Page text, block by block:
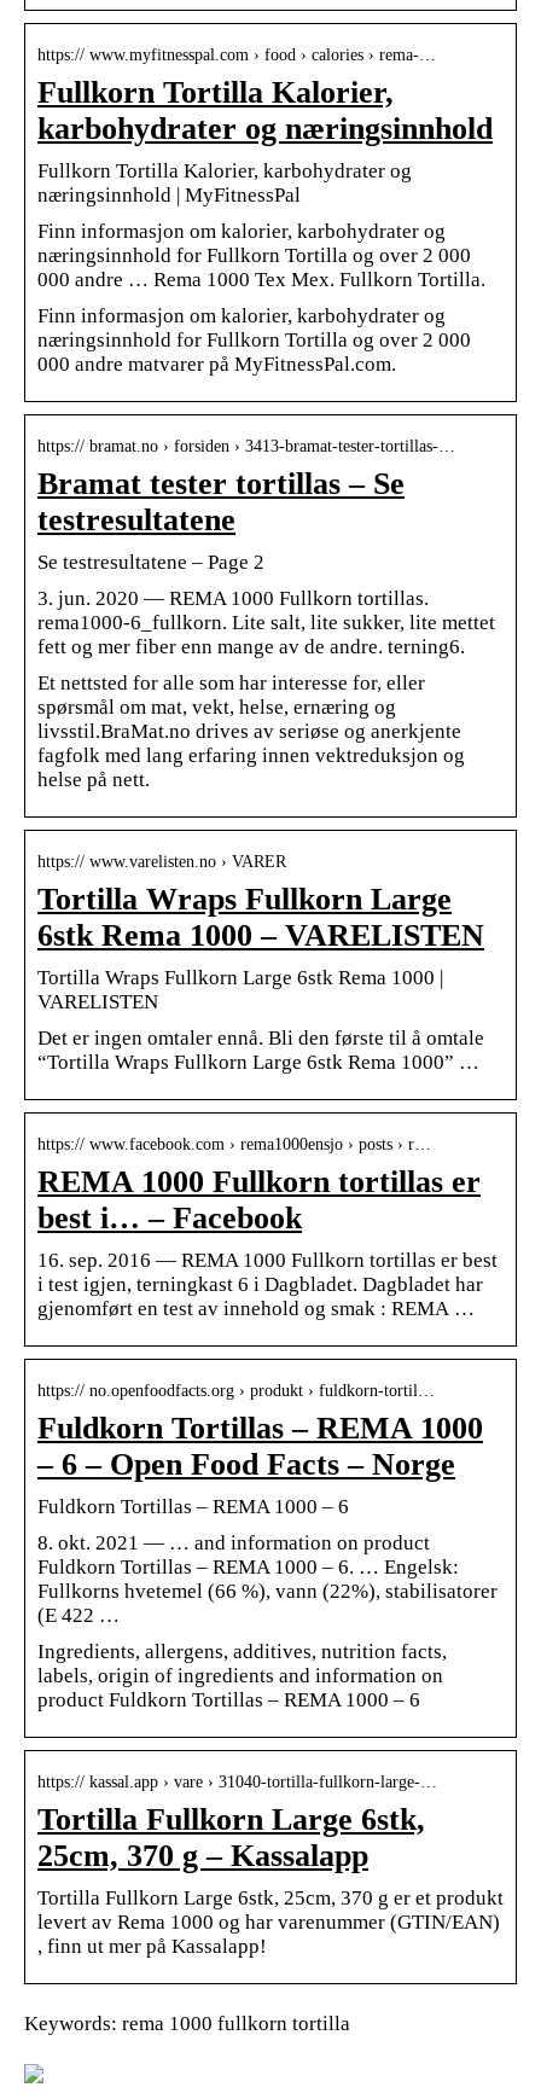
https:// www.myfitnesspal.com › food › calories › rema-…
Fullkorn Tortilla Kalorier,
karbohydrater og næringsinnhold
Fullkorn Tortilla Kalorier, karbohydrater og
næringsinnhold | MyFitnessPal
Finn informasjon om kalorier, karbohydrater og
næringsinnhold for Fullkorn Tortilla og over 2 000
000 andre … Rema 1000 Tex Mex. Fullkorn Tortilla.
Finn informasjon om kalorier, karbohydrater og
næringsinnhold for Fullkorn Tortilla og over 2 000
000 andre matvarer på MyFitnessPal.com.
https:// bramat.no › forsiden › 3413-bramat-tester-tortillas-…
Bramat tester tortillas – Se
testresultatene
Se testresultatene – Page 2
3. jun. 2020 — REMA 1000 Fullkorn tortillas.
rema1000-6_fullkorn. Lite salt, lite sukker, lite mettet
fett og mer fiber enn mange av de andre. terning6.
Et nettsted for alle som har interesse for, eller
spørsmål om mat, vekt, helse, ernæring og
livsstil.BraMat.no drives av seriøse og anerkjente
fagfolk med lang erfaring innen vektreduksjon og
helse på nett.
https:// www.varelisten.no › VARER
Tortilla Wraps Fullkorn Large
6stk Rema 1000 – VARELISTEN
Tortilla Wraps Fullkorn Large 6stk Rema 1000 |
VARELISTEN
Det er ingen omtaler ennå. Bli den første til å omtale
“Tortilla Wraps Fullkorn Large 6stk Rema 1000” …
https:// www.facebook.com › rema1000ensjo › posts › r…
REMA 1000 Fullkorn tortillas er
best i… – Facebook
16. sep. 2016 — REMA 1000 Fullkorn tortillas er best
i test igjen, terningkast 6 i Dagbladet. Dagbladet har
gjenomført en test av innehold og smak : REMA …
https:// no.openfoodfacts.org › produkt › fuldkorn-tortil…
Fuldkorn Tortillas – REMA 1000
– 6 – Open Food Facts – Norge
Fuldkorn Tortillas – REMA 1000 – 6
8. okt. 2021 — … and information on product
Fuldkorn Tortillas – REMA 1000 – 6. … Engelsk:
Fullkorns hvetemel (66 %), vann (22%), stabilisatorer
(E 422 …
Ingredients, allergens, additives, nutrition facts,
labels, origin of ingredients and information on
product Fuldkorn Tortillas – REMA 1000 – 6
https:// kassal.app › vare › 31040-tortilla-fullkorn-large-…
Tortilla Fullkorn Large 6stk,
25cm, 370 g – Kassalapp
Tortilla Fullkorn Large 6stk, 25cm, 370 g er et produkt
levert av Rema 1000 og har varenummer (GTIN/EAN)
, finn ut mer på Kassalapp!
Keywords: rema 1000 fullkorn tortilla